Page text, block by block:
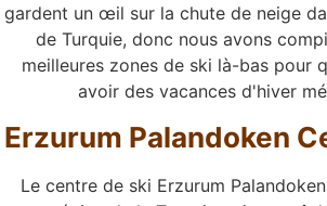
gardent un œil sur la chute de neige
de Turquie, donc nous avons
meilleures zones de ski là-bas pour
avoir des vacances d'hiver
Erzurum Palandoken
Le centre de ski Erzurum